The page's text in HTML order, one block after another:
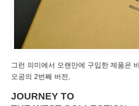
그런 의미에서 오랜만에 구입한 제품은
오공의 2번째 버전,
JOURNEY TO